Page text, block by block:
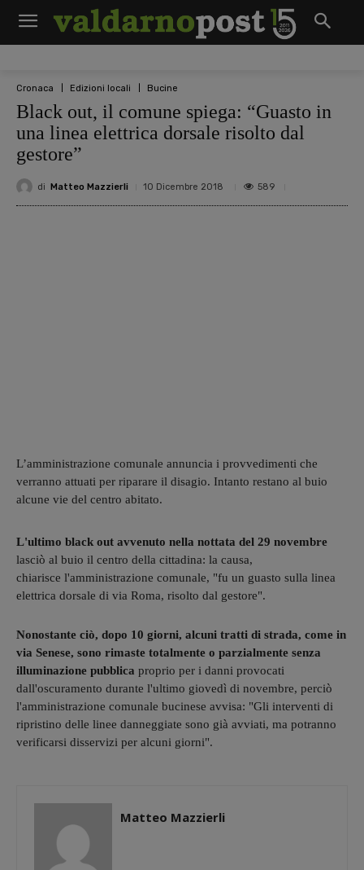
Cronaca Edizioni locali Bucine
Black out, il comune spiega: “Guasto in
una linea elettrica dorsale risolto dal
gestore”
di Matteo Mazzierli 10 Dicembre 2018 589
L’amministrazione comunale annuncia i provvedimenti che
verranno attuati per riparare il disagio. Intanto restano al buio
alcune vie del centro abitato.
L'ultimo black out avvenuto nella nottata del 29 novembre
lasciò al buio il centro della cittadina: la causa,
chiarisce l'amministrazione comunale, "fu un guasto sulla linea
elettrica dorsale di via Roma, risolto dal gestore".
Nonostante ciò, dopo 10 giorni, alcuni tratti di strada, come in
via Senese, sono rimaste totalmente o parzialmente senza
illuminazione pubblica proprio per i danni provocati
dall'oscuramento durante l'ultimo giovedì di novembre, perciò
l'amministrazione comunale bucinese avvisa: "Gli interventi di
ripristino delle linee danneggiate sono già avviati, ma potranno
verificarsi disservizi per alcuni giorni".
Matteo Mazzierli